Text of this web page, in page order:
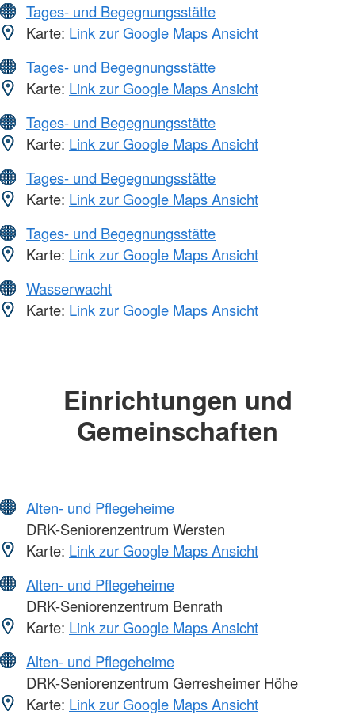
Tages- und Begegnungsstätte
Karte: Link zur Google Maps Ansicht
Tages- und Begegnungsstätte
Karte: Link zur Google Maps Ansicht
Tages- und Begegnungsstätte
Karte: Link zur Google Maps Ansicht
Tages- und Begegnungsstätte
Karte: Link zur Google Maps Ansicht
Tages- und Begegnungsstätte
Karte: Link zur Google Maps Ansicht
Wasserwacht
Karte: Link zur Google Maps Ansicht
Einrichtungen und
Gemeinschaften
Alten- und Pflegeheime
DRK-Seniorenzentrum Wersten
Karte: Link zur Google Maps Ansicht
Alten- und Pflegeheime
DRK-Seniorenzentrum Benrath
Karte: Link zur Google Maps Ansicht
Alten- und Pflegeheime
DRK-Seniorenzentrum Gerresheimer Höhe
Karte: Link zur Google Maps Ansicht